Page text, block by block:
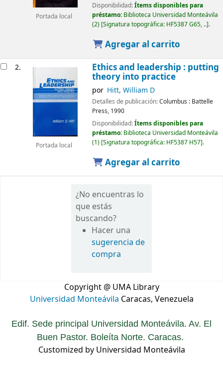
Portada local
Disponibilidad:Ítems disponibles para
préstamo: Biblioteca Universidad Monteávila
(2) Signatura topográfica: HF5387 G65, .. .
Agregar al carrito
2.
Portada local
Ethics and leadership : putting
theory into practice
por Hitt, William D
Detalles de publicación:Columbus : Battelle
Press, 1990
Disponibilidad:Ítems disponibles para
préstamo: Biblioteca Universidad Monteávila
(1) Signatura topográfica: HF5387 H57 .
Agregar al carrito
¿No encuentras lo
que estás
buscando?
Hacer una
sugerencia de
compra
Copyright @ UMA Library
Universidad Monteávila Caracas, Venezuela
Edif. Sede principal Universidad Monteávila. Av. El
Buen Pastor. Boleíta Norte. Caracas.
Customized by Universidad Monteávila